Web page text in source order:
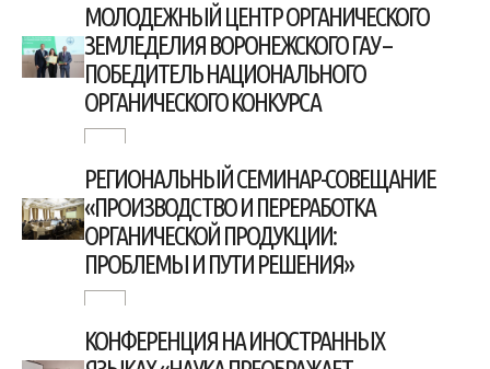
МОЛОДЕЖНЫЙ ЦЕНТР ОРГАНИЧЕСКОГО
ЗЕМЛЕДЕЛИЯ ВОРОНЕЖСКОГО ГАУ –
ПОБЕДИТЕЛЬ НАЦИОНАЛЬНОГО
ОРГАНИЧЕСКОГО КОНКУРСА
РЕГИОНАЛЬНЫЙ СЕМИНАР-СОВЕЩАНИЕ
«ПРОИЗВОДСТВО И ПЕРЕРАБОТКА
ОРГАНИЧЕСКОЙ ПРОДУКЦИИ:
ПРОБЛЕМЫ И ПУТИ РЕШЕНИЯ»
КОНФЕРЕНЦИЯ НА ИНОСТРАННЫХ